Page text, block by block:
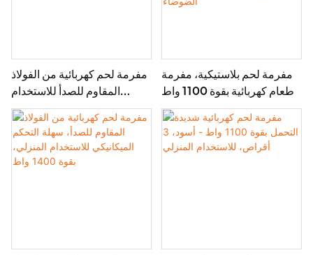
مفرمة لحم كهربائية من الفولاذ
المقاوم للصدأ للاستخدام
التجاري بقوة 2000 واط
مفرمة لحم بلاستيكية، مفرمة
طعام كهربائية بقوة 1100 واط
للمطبخ، قابلة للعكس لمنع
الانحشار، شفرة من الفولاذ
المقاوم للصدأ، تشغيل منخفض
الضوضاء